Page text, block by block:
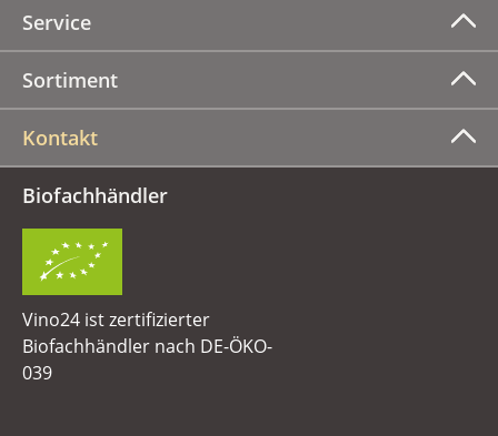
Service
Sortiment
Kontakt
Biofachhändler
Vino24 ist zertifizierter
Biofachhändler nach DE-ÖKO-
039